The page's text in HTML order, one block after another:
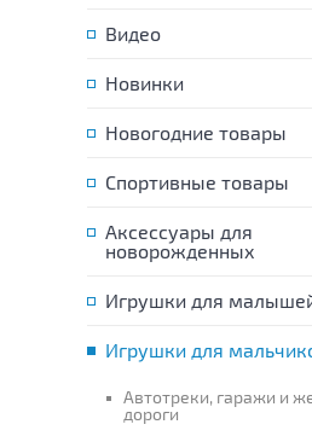
Видео
Новинки
Новогодние товары
Спортивные товары
Аксессуары для
новорожденных
Игрушки для
Игрушки для
Автотреки, гаражи и
дороги